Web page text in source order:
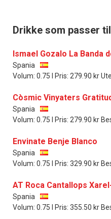
Drikke som passer
Ismael Gozalo La Banda
Spania
Volum: 0.75 l Pris: 279.90 kr
Còsmic Vinyaters
Spania
Volum: 0.75 l Pris: 279.90 kr
Envinate Benje Blanco
Spania
Volum: 0.75 l Pris: 329.90 kr
AT Roca Cantallops
Spania
Volum: 0.75 l Pris: 355.50 kr